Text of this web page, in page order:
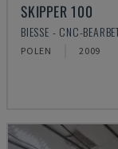
SKIPPER 100
BIESSE - CNC-
POLEN 2009